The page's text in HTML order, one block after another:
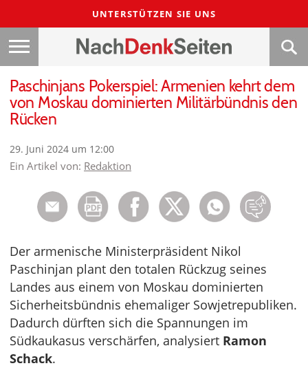
UNTERSTÜTZEN SIE UNS
Paschinjans Pokerspiel: Armenien kehrt dem
von Moskau dominierten Militärbündnis den
Rücken
29. Juni 2024 um 12:00
Ein Artikel von: Redaktion
Der armenische Ministerpräsident Nikol
Paschinjan plant den totalen Rückzug seines
Landes aus einem von Moskau dominierten
Sicherheitsbündnis ehemaliger Sowjetrepubliken.
Dadurch dürften sich die Spannungen im
Südkaukasus verschärfen, analysiert Ramon
Schack.